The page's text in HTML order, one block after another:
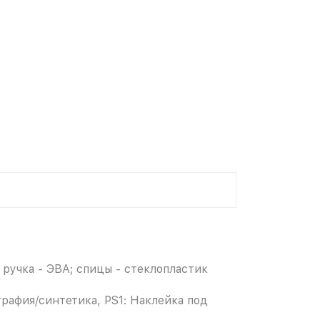
- ЭВА; спицы - стеклопластик
синтетика, PS1: Наклейка под